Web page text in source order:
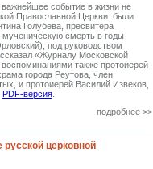
важнейшее событие в жизни не
Православной Церкви: были
Голубева, пресвитера
мученическую смерть в годы
под руководством
«Журналу Московской
также протоиерей
города Реутова, член
и протоиерей Василий Извеков,
PDF-версия
подробнее >>
церковной